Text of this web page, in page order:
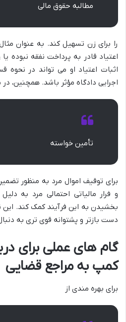
مطالبه حقوق مالی
را برای زن تسهیل کند. به عنوان
اعتیاد قادر به پرداخت نفقه نبوده
اثبات اعتیاد او می تواند در نحوه
اجرایی دادگاه مؤثر باشد. همچنین،
تأمین خواسته
برای توقیف اموال مرد به منظور
و فرار مالیاتی احتمالی مرد به
بخشیدن به این فرآیند کمک کند. این
دست بازتر و پشتوانه قوی تری به
گام های عملی برای
کمپ به مراجع قضایی
برای بهره مندی از